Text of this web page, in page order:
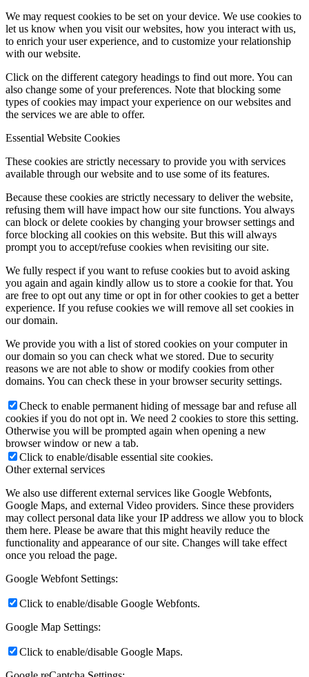
We may request cookies to be set on your device. We use cookies to
let us know when you visit our websites, how you interact with us,
to enrich your user experience, and to customize your relationship
with our website.
Click on the different category headings to find out more. You can
also change some of your preferences. Note that blocking some
types of cookies may impact your experience on our websites and
the services we are able to offer.
Essential Website Cookies
These cookies are strictly necessary to provide you with services
available through our website and to use some of its features.
Because these cookies are strictly necessary to deliver the website,
refusing them will have impact how our site functions. You always
can block or delete cookies by changing your browser settings and
force blocking all cookies on this website. But this will always
prompt you to accept/refuse cookies when revisiting our site.
We fully respect if you want to refuse cookies but to avoid asking
you again and again kindly allow us to store a cookie for that. You
are free to opt out any time or opt in for other cookies to get a better
experience. If you refuse cookies we will remove all set cookies in
our domain.
We provide you with a list of stored cookies on your computer in
our domain so you can check what we stored. Due to security
reasons we are not able to show or modify cookies from other
domains. You can check these in your browser security settings.
Check to enable permanent hiding of message bar and refuse all
cookies if you do not opt in. We need 2 cookies to store this setting.
Otherwise you will be prompted again when opening a new
browser window or new a tab.
Click to enable/disable essential site cookies.
Other external services
We also use different external services like Google Webfonts,
Google Maps, and external Video providers. Since these providers
may collect personal data like your IP address we allow you to block
them here. Please be aware that this might heavily reduce the
functionality and appearance of our site. Changes will take effect
once you reload the page.
Google Webfont Settings:
Click to enable/disable Google Webfonts.
Google Map Settings:
Click to enable/disable Google Maps.